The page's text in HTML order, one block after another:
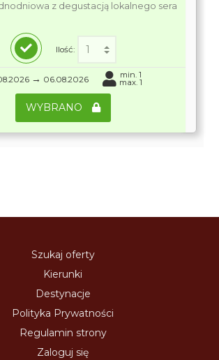
z degustacją lokalnego sera
Ilość:
→ 06.08.2026 min. 1
max. 1
WYBRANO
Szukaj oferty
Kierunki
Destynacje
Polityka Prywatności
Regulamin strony
Zaloguj się